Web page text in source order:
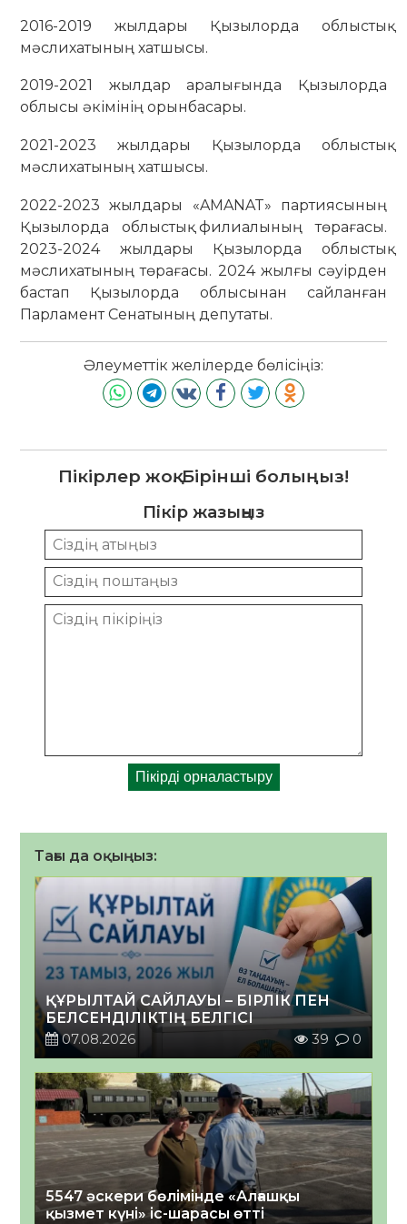
2016-2019 жылдары Қызылорда облыстық
мәслихатының хатшысы.
2019-2021 жылдар аралығында Қызылорда
облысы әкімінің орынбасары.
2021-2023 жылдары Қызылорда облыстық
мәслихатының хатшысы.
2022-2023 жылдары «AMANAT» партиясының
Қызылорда облыстық филиалының төрағасы.
2023-2024 жылдары Қызылорда облыстық
мәслихатының төрағасы. 2024 жылғы сәуірден
бастап Қызылорда облысынан сайланған
Парламент Сенатының депутаты.
Әлеуметтік желілерде бөлісіңіз:
Пікірлер жоқ. Бірінші болыңыз!
Пікір жазыңыз
Тағы да оқыңыз:
ҚҰРЫЛТАЙ САЙЛАУЫ – БІРЛІК ПЕН
БЕЛСЕНДІЛІКТІҢ БЕЛГІСІ
07.08.2026
39 0
5547 әскери бөлімінде «Алғашқы
қызмет күні» іс-шарасы өтті